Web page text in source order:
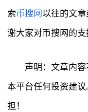
索币搜网以往的文
谢大家对币搜网的支
声明：文章内
本平台任何投资建
担！